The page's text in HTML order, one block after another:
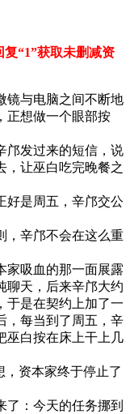
“1”获取未删减资
镜与电脑之间不断地
正想做一个眼部按
邝发过来的短信，说
，让巫白吃完晚餐之
好是周五，辛邝交公
，辛邝不会在这么重
家吸血的那一面展露
聊天，后来辛邝大约
于是在契约上加了一
，每当到了周五，辛
巫白按在床上干上几
，资本家终于停止了
了：今天的任务挪到